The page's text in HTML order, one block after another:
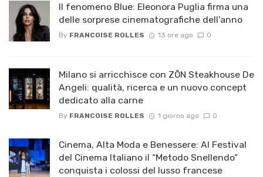
Il fenomeno Blue: Eleonora Puglia firma una
delle sorprese cinematografiche dell’anno
By FRANCOISE ROLLES 13 ore ago 0
Milano si arricchisce con ZŌN Steakhouse De
Angeli: qualità, ricerca e un nuovo concept
dedicato alla carne
By FRANCOISE ROLLES 1 giorno ago 0
Cinema, Alta Moda e Benessere: Al Festival
del Cinema Italiano il “Metodo Snellendo”
conquista i colossi del lusso francese